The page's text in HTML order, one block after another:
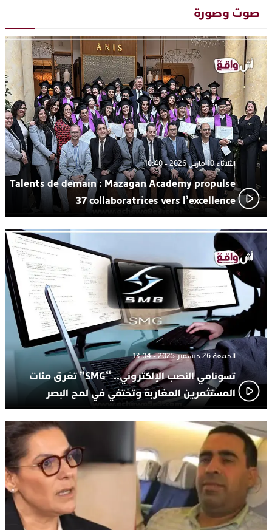
“كوفرة فالغيس”
19:11يقظة أمنية تنهي كابوس الفتاة القاصر: كواليس مثيرة لعملية تحرير
17:27 اتحاد المقاولات الإعلامية يقود قاطرة التكوين بالجديدة ويستضيف
الإعلامي سعيد بلفقير في دورة استثنائية
23:18ترسيخا لثقافة ترشيد الموارد المائية.. اختتام فعاليات النسخة الثانية
من “القرية الذكية للماء” بمركز الاصطياف ببوزنيقة
صوت وصورة
الثلاثاء 10 مارس 2026 - 10:40
Talents de demain : Mazagan Academy propulse
37 collaboratrices vers l’excellence
الجمعة 26 ديسمبر 2025 - 13:04
تسونامي النصب الإلكتروني.. “SMG” تغرق مئات
المستثمرين المغاربة وتختفي في لمح البصر